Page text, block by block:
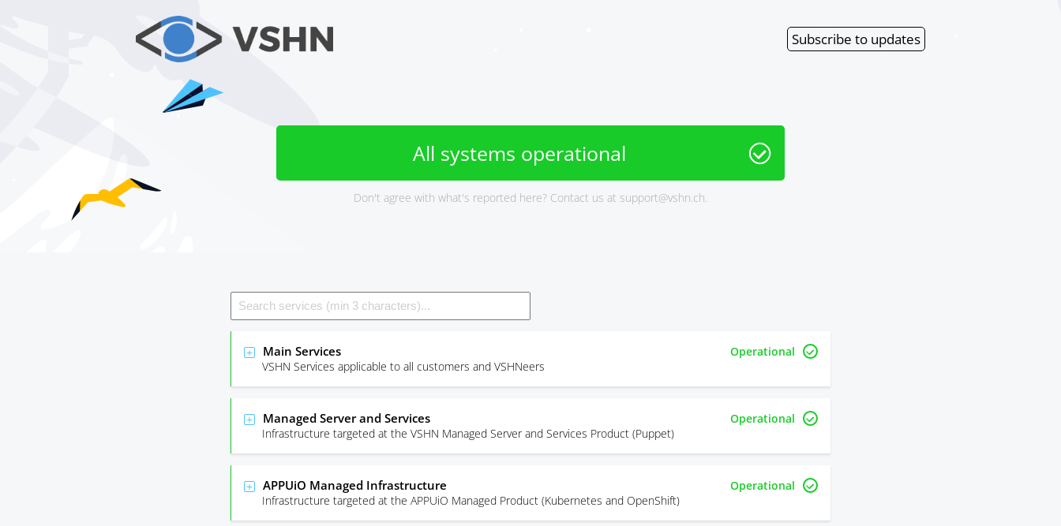
Subscribe to updates
All systems operational
Don't agree with what's reported here? Contact us at support@vshn.ch.
Main Services
Operational
VSHN Services applicable to all customers and VSHNeers
Managed Server and Services
Operational
Infrastructure targeted at the VSHN Managed Server and Services Product (Puppet)
APPUiO Managed Infrastructure
Operational
Infrastructure targeted at the APPUiO Managed Product (Kubernetes and OpenShift)